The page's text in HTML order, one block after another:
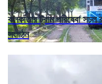
কলকাতার ট্রাম পরিষেবা সচল
সংগঠন